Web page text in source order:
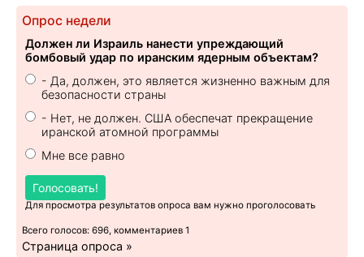
Опрос недели
Должен ли Израиль нанести упреждающий
бомбовый удар по иранским ядерным объектам?
- Да, должен, это является жизненно важным для
безопасности страны
- Нет, не должен. США обеспечат прекращение
иранской атомной программы
Мне все равно
Голосовать!
Для просмотра результатов опроса вам нужно проголосовать
Всего голосов: 696, комментариев 1
Страница опроса »